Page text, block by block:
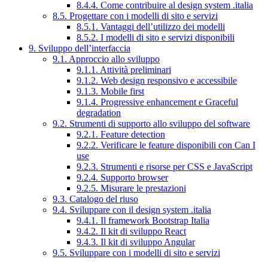
8.4.4. Come contribuire al design system .italia
8.5. Progettare con i modelli di sito e servizi
8.5.1. Vantaggi dell’utilizzo dei modelli
8.5.2. I modelli di sito e servizi disponibili
9. Sviluppo dell’interfaccia
9.1. Approccio allo sviluppo
9.1.1. Attività preliminari
9.1.2. Web design responsivo e accessibile
9.1.3. Mobile first
9.1.4. Progressive enhancement e Graceful
degradation
9.2. Strumenti di supporto allo sviluppo del software
9.2.1. Feature detection
9.2.2. Verificare le feature disponibili con Can I
use
9.2.3. Strumenti e risorse per CSS e JavaScript
9.2.4. Supporto browser
9.2.5. Misurare le prestazioni
9.3. Catalogo del riuso
9.4. Sviluppare con il design system .italia
9.4.1. Il framework Bootstrap Italia
9.4.2. Il kit di sviluppo React
9.4.3. Il kit di sviluppo Angular
9.5. Sviluppare con i modelli di sito e servizi